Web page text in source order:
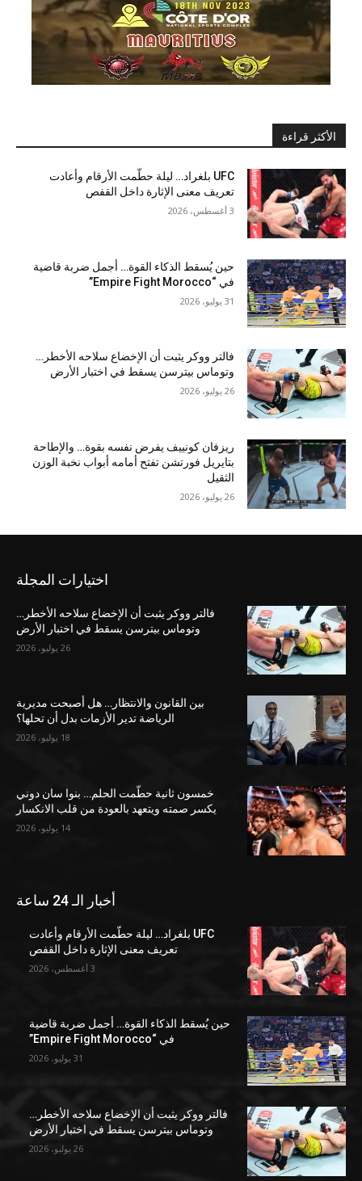
الأكثر قراءة
UFC بلغراد… ليلة حطّمت الأرقام وأعادت
تعريف معنى الإثارة داخل القفص
3 أغسطس، 2026
حين يُسقط الذكاء القوة… أجمل ضربة قاضية
في “Empire Fight Morocco”
31 يوليو، 2026
فالتر ووكر يثبت أن الإخضاع سلاحه الأخطر…
وتوماس بيترسن يسقط في اختبار الأرض
26 يوليو، 2026
ريزفان كونييف يفرض نفسه بقوة… والإطاحة
بتايريل فورتشن تفتح أمامه أبواب نخبة الوزن
الثقيل
26 يوليو، 2026
اختيارات المجلة
فالتر ووكر يثبت أن الإخضاع سلاحه الأخطر…
وتوماس بيترسن يسقط في اختبار الأرض
26 يوليو، 2026
بين القانون والانتظار… هل أصبحت مديرية
الرياضة تدير الأزمات بدل أن تحلها؟
18 يوليو، 2026
خمسون ثانية حطّمت الحلم… بنوا سان دوني
يكسر صمته ويتعهد بالعودة من قلب الانكسار
14 يوليو، 2026
أخبار الـ 24 ساعة
UFC بلغراد… ليلة حطّمت الأرقام وأعادت
تعريف معنى الإثارة داخل القفص
3 أغسطس، 2026
حين يُسقط الذكاء القوة… أجمل ضربة قاضية
في “Empire Fight Morocco”
31 يوليو، 2026
فالتر ووكر يثبت أن الإخضاع سلاحه الأخطر…
وتوماس بيترسن يسقط في اختبار الأرض
26 يوليو، 2026